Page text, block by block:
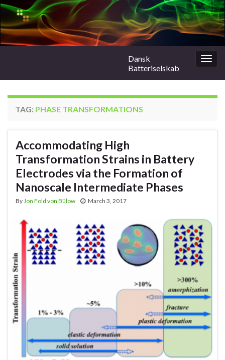
Dansk
Batteriselskab
TAG: PHASE TRANSFORMATIONS
Accommodating High
Transformation Strains in Battery
Electrodes via the Formation of
Nanoscale Intermediate Phases
ByJon Fold von Bülow March 3, 2017